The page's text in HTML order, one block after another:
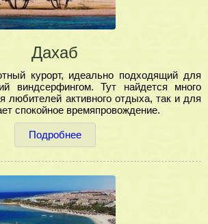
Дахаб
курорт, идеально подходящий для
виндсерфингом. Тут найдется много
любителей активного отдыха, так и для
спокойное времяпровождение.
Подробнее